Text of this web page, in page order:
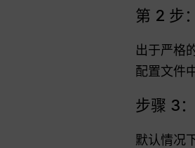
第 2 步
出于严格
配置文件
步骤 3
默认情况